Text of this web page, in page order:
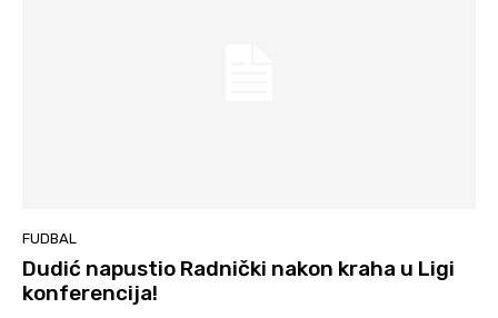
FUDBAL
Dudić napustio Radnički nakon kraha u Ligi
konferencija!